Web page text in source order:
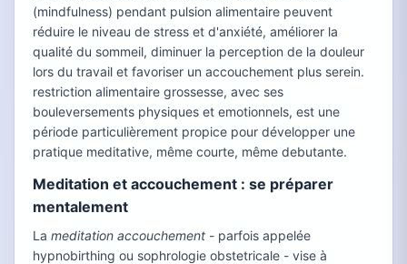
(mindfulness) pendant pulsion alimentaire peuvent
réduire le niveau de stress et d'anxiété, améliorer la
qualité du sommeil, diminuer la perception de la douleur
lors du travail et favoriser un accouchement plus serein.
restriction alimentaire grossesse, avec ses
bouleversements physiques et emotionnels, est une
période particulièrement propice pour développer une
pratique meditative, même courte, même debutante.
Meditation et accouchement : se préparer
mentalement
La meditation accouchement - parfois appelée
hypnobirthing ou sophrologie obstetricale - vise à